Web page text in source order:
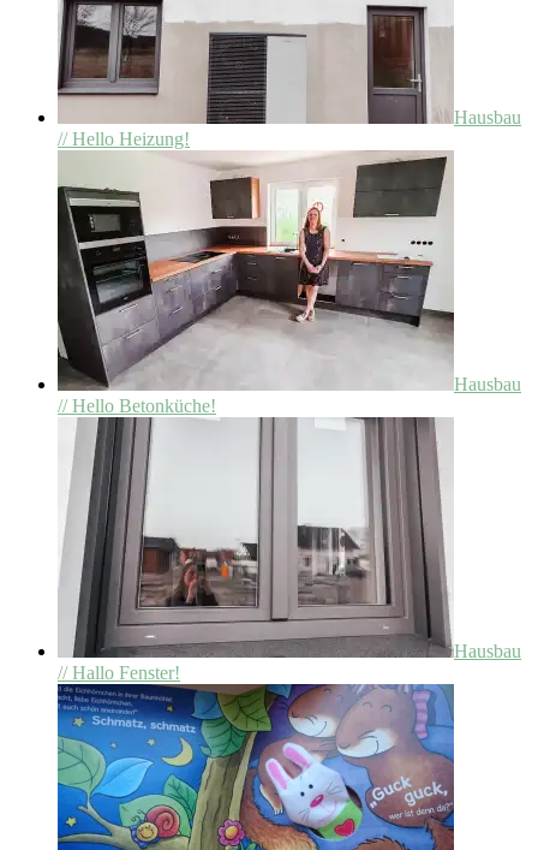
Hausbau
// Hello Heizung!
Hausbau
// Hello Betonküche!
Hausbau
// Hallo Fenster!